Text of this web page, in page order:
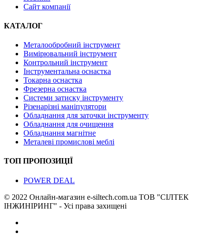
Сайт компанії
КАТАЛОГ
Металообробний інструмент
Вимірювальний інструмент
Контрольний інструмент
Інструментальна оснастка
Токарна оснастка
Фрезерна оснастка
Системи затиску інструменту
Різенарізні маніпулятори
Обладнання для заточки інструменту
Обладнання для очищення
Обладнання магнітне
Металеві промислові меблі
ТОП ПРОПОЗИЦІЇ
POWER DEAL
© 2022 Онлайн-магазин e-siltech.com.ua ТОВ "СІЛТЕК
ІНЖИНІРИНГ" - Усі права захищені